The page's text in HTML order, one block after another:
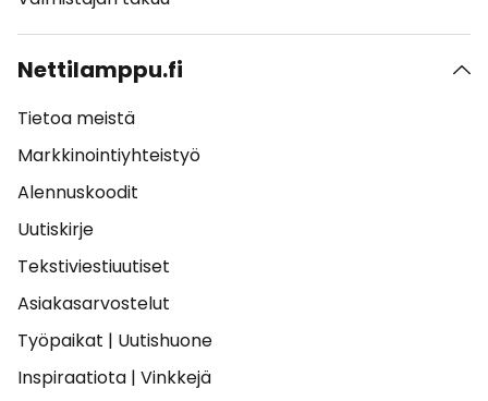
Nettilamppu.fi
Tietoa meistä
Markkinointiyhteistyö
Alennuskoodit
Uutiskirje
Tekstiviestiuutiset
Asiakasarvostelut
Työpaikat | Uutishuone
Inspiraatiota | Vinkkejä